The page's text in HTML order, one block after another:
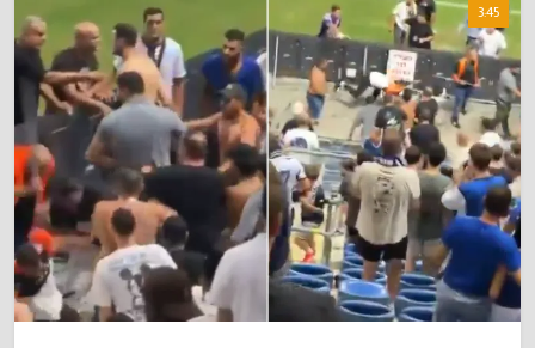
8
إتلاف أكثر من 106 كغم مخدرات و22 ألف قرص في
بغداد
31/07/2026
9 فتح التقديم للدورة (32) بالمعهد العالي للأمن
6/08/2026
10 نائبة تحذر من اضطرابات بسبب تأخّر دفع رواتب
الموظفين
4/08/2026
3:45